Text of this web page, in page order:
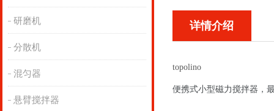
研磨机
分散机
混匀器
悬臂搅拌器
详情介绍
topolino
便携式小型磁力搅拌器，